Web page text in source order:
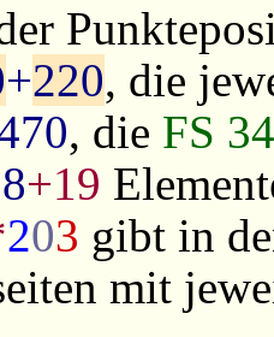
+220, die
, die FS
+19
203 gibt in
mit